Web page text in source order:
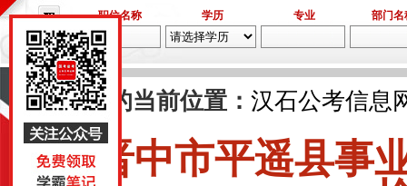
职位名称 学历 专业 部门名
导航 您的当前位置： 汉石公考信息
晋中市平遥县事